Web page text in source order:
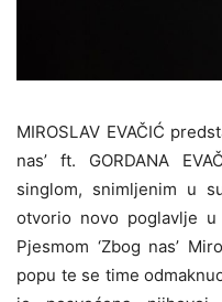
MIROSLAV EVAČIĆ
nas’ ft. GORDANA
singlom, snimljenim u
otvorio novo poglavlje
Pjesmom ‘Zbog nas’
popu te se time